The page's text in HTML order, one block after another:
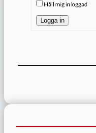
Håll mig inloggad
Logga in